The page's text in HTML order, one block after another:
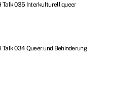
Talk 035 Interkulturell queer
Talk 034 Queer und Behinderung